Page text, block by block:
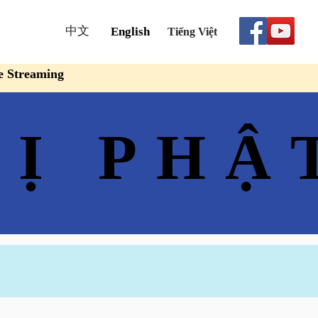
中文 English Tiếng Việt
Streaming